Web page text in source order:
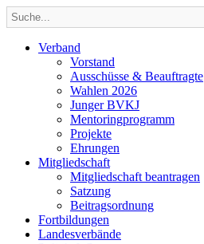
Verband
Vorstand
Ausschüsse & Beauftragte
Wahlen 2026
Junger BVKJ
Mentoringprogramm
Projekte
Ehrungen
Mitgliedschaft
Mitgliedschaft beantragen
Satzung
Beitragsordnung
Fortbildungen
Landesverbände